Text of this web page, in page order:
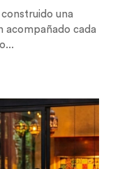
una
acompañado cada